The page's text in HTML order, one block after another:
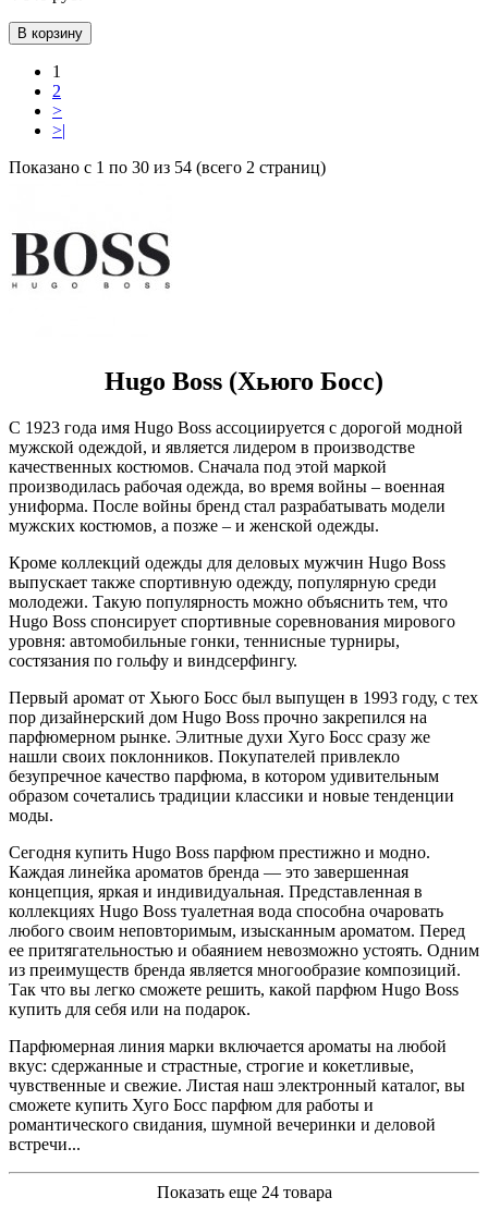
В корзину
1
2
>
>|
Показано с 1 по 30 из 54 (всего 2 страниц)
Hugo Boss (Хьюго Босс)
С 1923 года имя Hugo Boss ассоциируется с дорогой модной
мужской одеждой, и является лидером в производстве
качественных костюмов. Сначала под этой маркой
производилась рабочая одежда, во время войны – военная
униформа. После войны бренд стал разрабатывать модели
мужских костюмов, а позже – и женской одежды.
Кроме коллекций одежды для деловых мужчин Hugo Boss
выпускает также спортивную одежду, популярную среди
молодежи. Такую популярность можно объяснить тем, что
Hugo Boss спонсирует спортивные соревнования мирового
уровня: автомобильные гонки, теннисные турниры,
состязания по гольфу и виндсерфингу.
Первый аромат от Хьюго Босс был выпущен в 1993 году, с тех
пор дизайнерский дом Hugo Boss прочно закрепился на
парфюмерном рынке. Элитные духи Хуго Босс сразу же
нашли своих поклонников. Покупателей привлекло
безупречное качество парфюма, в котором удивительным
образом сочетались традиции классики и новые тенденции
моды.
Сегодня купить Hugo Boss парфюм престижно и модно.
Каждая линейка ароматов бренда — это завершенная
концепция, яркая и индивидуальная. Представленная в
коллекциях Hugo Boss туалетная вода способна очаровать
любого своим неповторимым, изысканным ароматом. Перед
ее притягательностью и обаянием невозможно устоять. Одним
из преимуществ бренда является многообразие композиций.
Так что вы легко сможете решить, какой парфюм Hugo Boss
купить для себя или на подарок.
Парфюмерная линия марки включается ароматы на любой
вкус: сдержанные и страстные, строгие и кокетливые,
чувственные и свежие. Листая наш электронный каталог, вы
сможете купить Хуго Босс парфюм для работы и
романтического свидания, шумной вечеринки и деловой
встречи...
Показать еще 24 товара